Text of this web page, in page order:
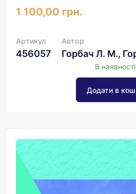
1 100,00 грн.
Артикул
456057
Автор
Горбач Л. М.,
В наявності